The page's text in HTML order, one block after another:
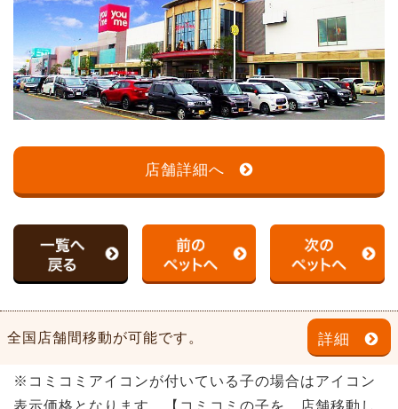
店舗詳細へ
全国店舗間移動が可能です。 詳細
※コミコミアイコンが付いている子の場合はアイコン
表示価格となります。【コミコミの子を、店舗移動し